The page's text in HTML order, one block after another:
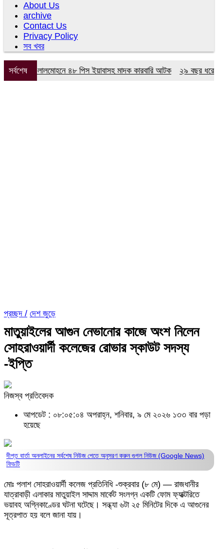
About Us
archive
Contact Us
Privacy Policy
সব খবর
সর্বশেষলালমোহনে ৪৮ পিস ইয়াবাসহ মাদক কারবারি আটক ২৯ বছর ধরে নেই
প্রচ্ছদ / দেশ জুড়ে
মাতুয়াইলের আগুন নেভানোর কাজে অংশ নিলেন
সোহরাওয়ার্দী কলেজের রোভার স্কাউট সদস্য
-ইপ্তি
নিজস্ব প্রতিবেদক
আপডেট : ০৮:০৫:০৪ অপরাহ্ন, শনিবার, ৯ মে ২০২৬ ১৩৩ বার পড়া
হয়েছে
দীপ্ত বার্তা অনলাইনের সর্বশেষ নিউজ পেতে অনুসরণ করুনগুগল নিউজ (Google News)
ফিডটি
মোঃ পলাশ সোহরাওয়ার্দী কলেজ প্রতিনিধি -শুক্রবার (৮ মে) — রাজধানীর
যাত্রাবাড়ী এলাকার মাতুয়াইল সাদ্দাম মার্কেট সংলগ্ন একটি ফোম ফ্যাক্টরিতে
ভয়াবহ অগ্নিকাণ্ডের ঘটনা ঘটেছে। সন্ধ্যা ৬টা ২৫ মিনিটের দিকে এ আগুনের
সূত্রপাত হয় বলে জানা যায়।